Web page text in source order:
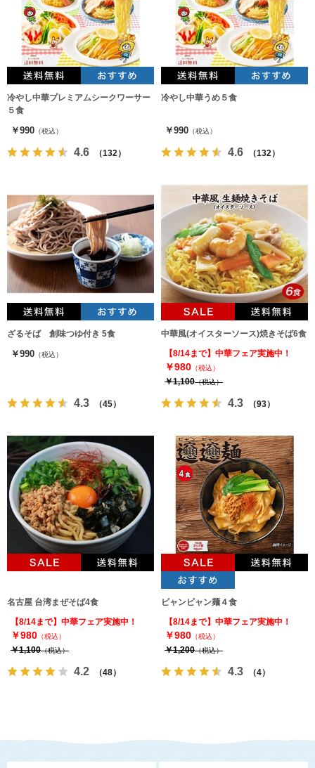
冷やし中華プレミアムシークワーサー
５食
￥990 （税込）
4.6 （132）
冷やし中華うめ５食
￥990 （税込）
4.6 （132）
ざるそば 創味つゆ付き 5食
￥990 （税込）
4.3 （45）
中華風(オイスターソース)焼きそば6食
【8/14まで】中華フェア実施中！
￥980 （税込）
￥1,100（税込）
4.3 （93）
名古屋 台湾まぜそば4食
【8/14まで】中華フェア実施中！
￥980 （税込）
￥1,100（税込）
4.2 （48）
ビャンビャン麺４食
【8/14まで】中華フェア実施中！
￥980 （税込）
￥1,200（税込）
4.3 （4）